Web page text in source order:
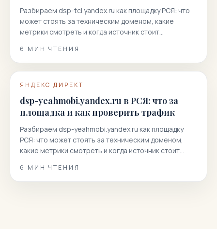
Разбираем dsp-tcl.yandex.ru как площадку РСЯ: что
может стоять за техническим доменом, какие
метрики смотреть и когда источник стоит
6 МИН ЧТЕНИЯ
ЯНДЕКС ДИРЕКТ
dsp-yeahmobi.yandex.ru в РСЯ: что за
площадка и как проверить трафик
Разбираем dsp-yeahmobi.yandex.ru как площадку
РСЯ: что может стоять за техническим доменом,
какие метрики смотреть и когда источник стоит
6 МИН ЧТЕНИЯ